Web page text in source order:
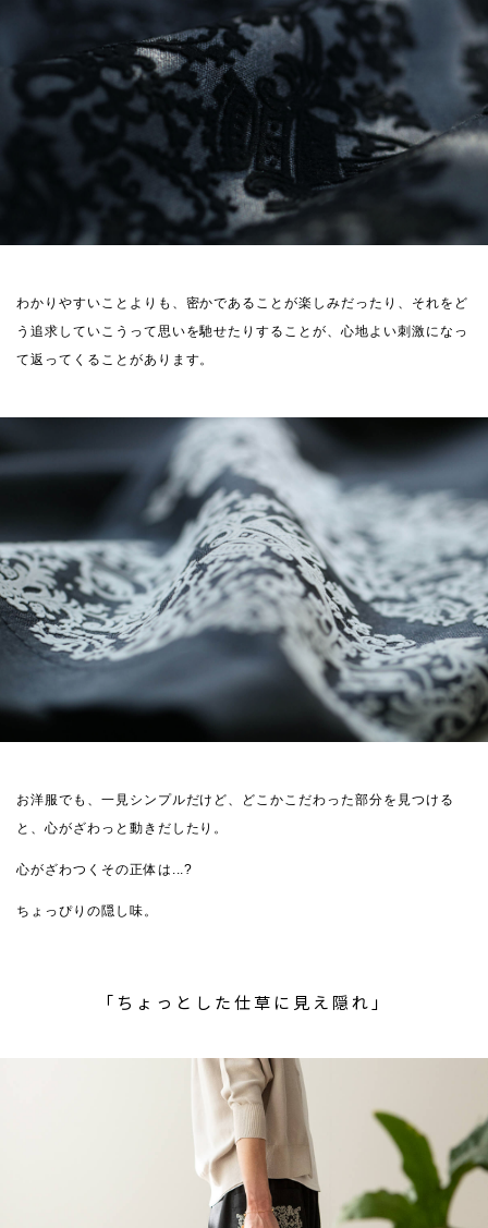
わかりやすいことよりも、密かであることが楽しみだったり、それをど
う追求していこうって思いを馳せたりすることが、心地よい刺激になっ
て返ってくることがあります。
お洋服でも、一見シンプルだけど、どこかこだわった部分を見つける
と、心がざわっと動きだしたり。
心がざわつくその正体は...?
ちょっぴりの隠し味。
「ちょっとした仕草に見え隠れ」